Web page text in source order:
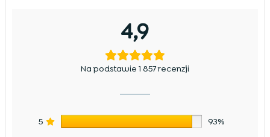
4,9
Na podstawie 1 857 recenzji
5 93%